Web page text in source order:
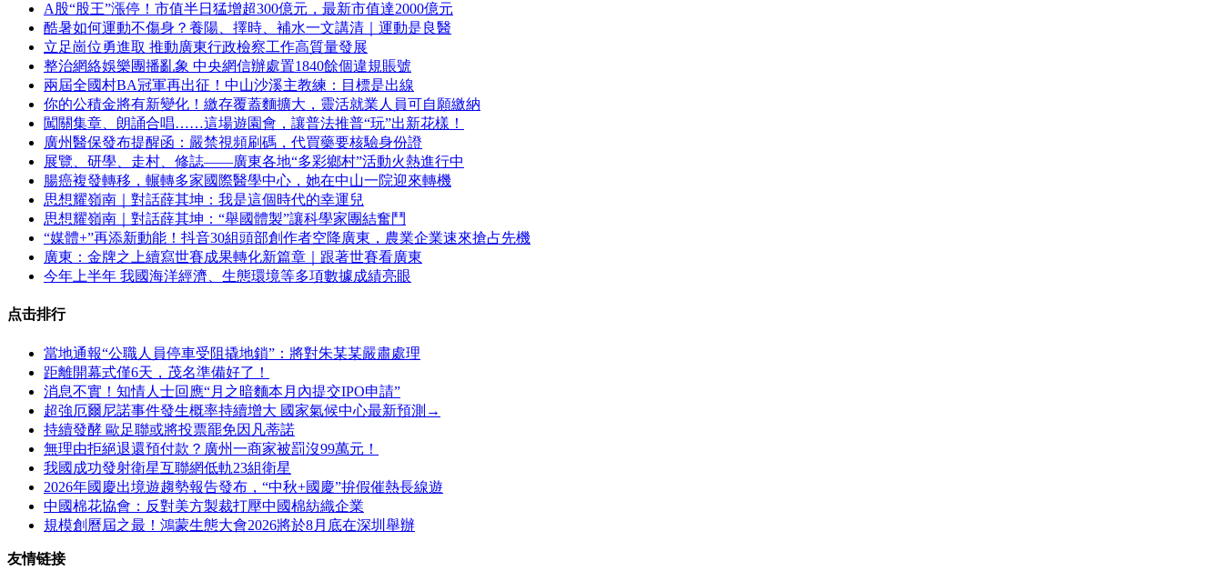
A股“股王”漲停！市值半日猛增超300億元，最新市值達2000億元
酷暑如何運動不傷身？養陽、擇時、補水一文講清｜運動是良醫
立足崗位勇進取 推動廣東行政檢察工作高質量發展
整治網絡娛樂團播亂象 中央網信辦處置1840餘個違規賬號
兩屆全國村BA冠軍再出征！中山沙溪主教練：目標是出線
你的公積金將有新變化！繳存覆蓋麵擴大，靈活就業人員可自願繳納
闖關集章、朗誦合唱……這場遊園會，讓普法推普“玩”出新花樣！
廣州醫保發布提醒函：嚴禁視頻刷碼，代買藥要核驗身份證
展覽、研學、走村、修誌——廣東各地“多彩鄉村”活動火熱進行中
腸癌複發轉移，輾轉多家國際醫學中心，她在中山一院迎來轉機
思想耀嶺南｜對話薛其坤：我是這個時代的幸運兒
思想耀嶺南｜對話薛其坤：“舉國體製”讓科學家團結奮鬥
“媒體+”再添新動能！抖音30組頭部創作者空降廣東，農業企業速來搶占先機
廣東：金牌之上續寫世賽成果轉化新篇章｜跟著世賽看廣東
今年上半年 我國海洋經濟、生態環境等多項數據成績亮眼
点击排行
當地通報“公職人員停車受阻撬地鎖”：將對朱某某嚴肅處理
距離開幕式僅6天，茂名準備好了！
消息不實！知情人士回應“月之暗麵本月內提交IPO申請”
超強厄爾尼諾事件發生概率持續增大 國家氣候中心最新預測→
持續發酵 歐足聯或將投票罷免因凡蒂諾
無理由拒絕退還預付款？廣州一商家被罰沒99萬元！
我國成功發射衛星互聯網低軌23組衛星
2026年國慶出境遊趨勢報告發布，“中秋+國慶”拚假催熱長線遊
中國棉花協會：反對美方製裁打壓中國棉紡織企業
規模創曆屆之最！鴻蒙生態大會2026將於8月底在深圳舉辦
友情链接